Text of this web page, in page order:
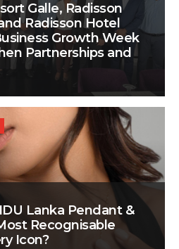
Galle, Radisson
Radisson Hotel
Growth Week
Partnerships and
Lanka Pendant &
Recognisable
Icon?